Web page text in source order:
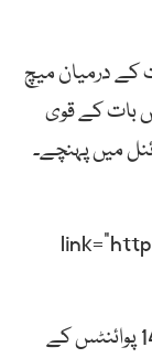
کے درمیان میچ
بات کے قوی
میں پہنچے۔
پوائنٹس ٹیبل پر نظر دوڑائیں تو آسٹریلیا کی 14 پوائنٹس کے